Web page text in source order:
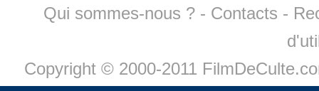
Qui sommes-nous ? - Contacts -
Copyright © 2000-2011